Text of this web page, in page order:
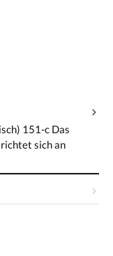
oder benutze die
151-c Das
sich an